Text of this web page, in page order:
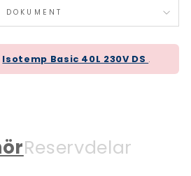
DOKUMENT
Isotemp Basic 40L 230V DS .
Reservdelar